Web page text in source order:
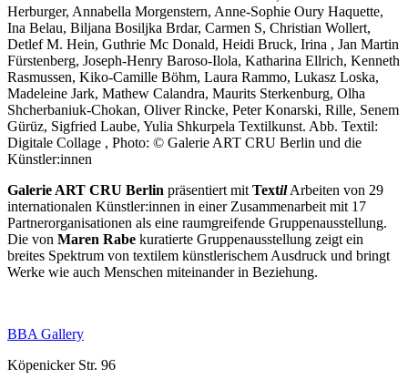
Herburger, Annabella Morgenstern, Anne-Sophie Oury Haquette,
Ina Belau, Biljana Bosiljka Brdar, Carmen S, Christian Wollert,
Detlef M. Hein, Guthrie Mc Donald, Heidi Bruck, Irina , Jan Martin
Fürstenberg, Joseph-Henry Baroso-Ilola, Katharina Ellrich, Kenneth
Rasmussen, Kiko-Camille Böhm, Laura Rammo, Lukasz Loska,
Madeleine Jark, Mathew Calandra, Maurits Sterkenburg, Olha
Shcherbaniuk-Chokan, Oliver Rincke, Peter Konarski, Rille, Senem
Gürüz, Sigfried Laube, Yulia Shkurpela Textilkunst. Abb. Textil:
Digitale Collage , Photo: © Galerie ART CRU Berlin und die
Künstler:innen
Galerie ART CRU Berlin präsentiert mit TextilArbeiten von 29
internationalen Künstler:innen in einer Zusammenarbeit mit 17
Partnerorganisationen als eine raumgreifende Gruppenausstellung.
Die von Maren Rabe kuratierte Gruppenausstellung zeigt ein
breites Spektrum von textilem künstlerischem Ausdruck und bringt
Werke wie auch Menschen miteinander in Beziehung.
BBA Gallery
Köpenicker Str. 96